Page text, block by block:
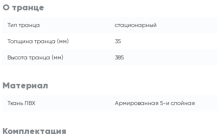
О транце
Тип транца стационарный
Толщина транца (мм) 35
Высота транца (мм) 385
Материал
Ткань ПВХ Армированная 5-и слойная
Комплектация